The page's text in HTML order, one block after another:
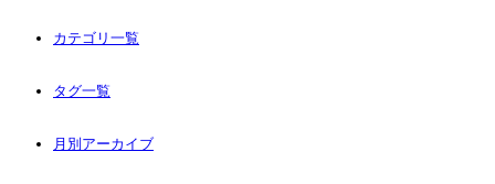
カテゴリ一覧
タグ一覧
月別アーカイブ